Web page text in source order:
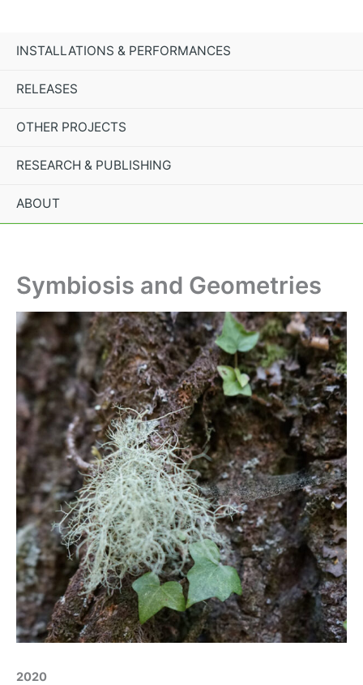
content
INSTALLATIONS & PERFORMANCES
RELEASES
OTHER PROJECTS
RESEARCH & PUBLISHING
ABOUT
Symbiosis and Geometries
2020